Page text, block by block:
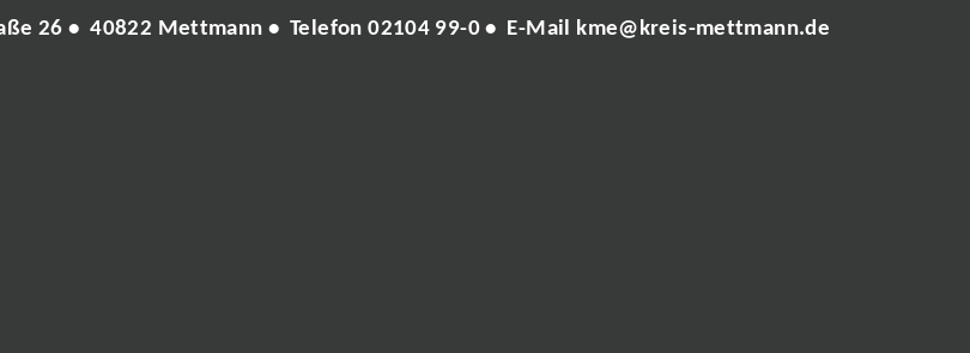
26 • 40822 Mettmann • Telefon02104 99-0• E-Mail kme@kreis-mettmann.de